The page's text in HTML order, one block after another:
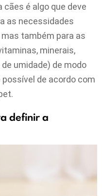
é algo que deve
as necessidades
também para as
minerais,
umidade) de modo
de acordo com
definir a